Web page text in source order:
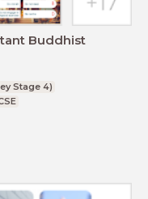
Buddhist
Stage 4)